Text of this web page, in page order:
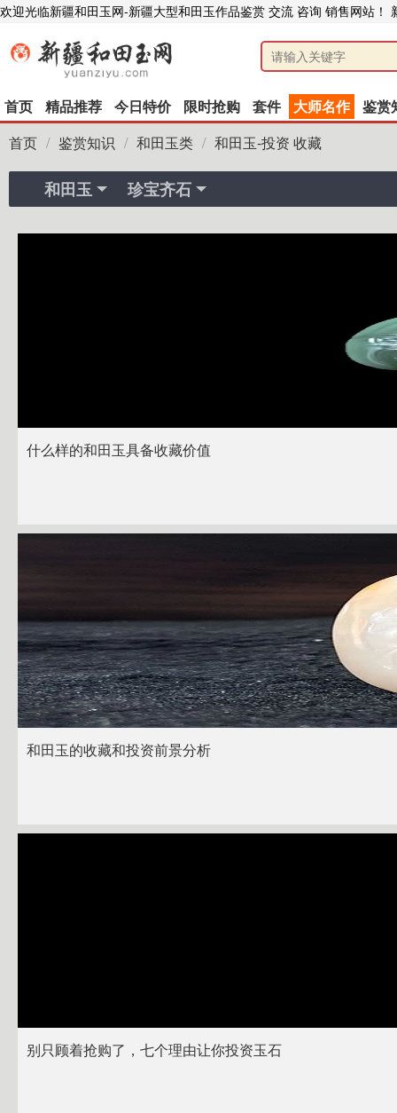
欢迎光临新疆和田玉网-新疆大型和田玉作品鉴赏 交流 咨询 销售网站！
首页 精品推荐 今日特价 限时抢购 套件 大师名作
鉴赏
首页 / 鉴赏知识 / 和田玉类 / 和田玉-投资 收藏
和田玉 珍宝齐石
什么样的和田玉具备收藏价值
和田玉的收藏和投资前景分析
别只顾着抢购了，七个理由让你投资玉石